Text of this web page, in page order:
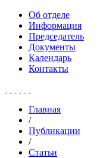
Об отделе
Информация
Председатель
Документы
Календарь
Контакты
Главная
/
Публикации
/
Статьи